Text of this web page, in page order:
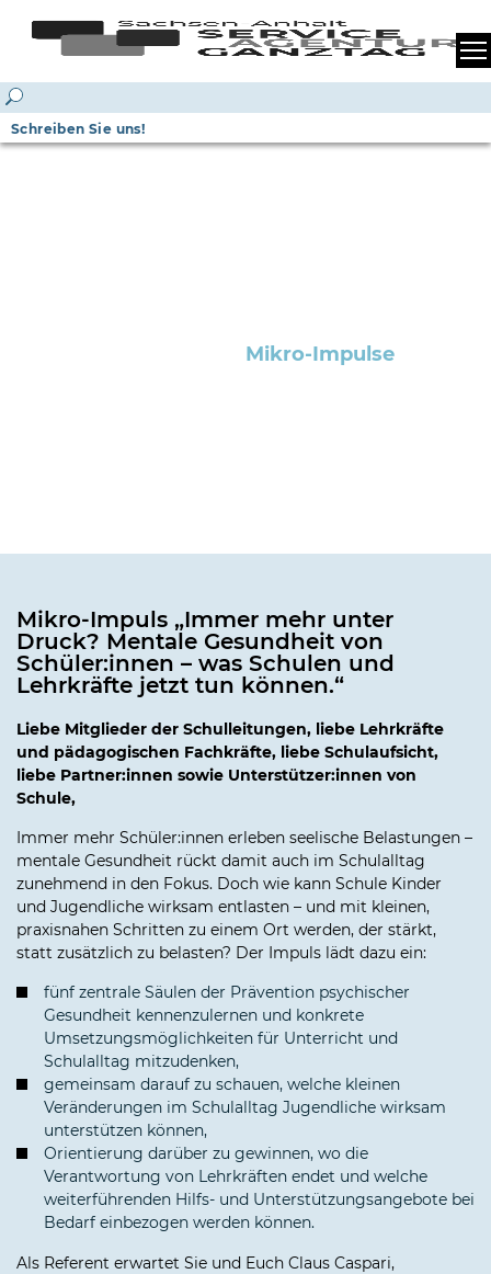
Schreiben Sie uns!
Mikro-Impulse
Mikro-Impuls „Immer mehr unter
Druck? Mentale Gesundheit von
Schüler:innen – was Schulen und
Lehrkräfte jetzt tun können.“
Liebe Mitglieder der Schulleitungen, liebe Lehrkräfte
und pädagogischen Fachkräfte, liebe Schulaufsicht,
liebe Partner:innen sowie Unterstützer:innen von
Schule,
Immer mehr Schüler:innen erleben seelische Belastungen –
mentale Gesundheit rückt damit auch im Schulalltag
zunehmend in den Fokus. Doch wie kann Schule Kinder
und Jugendliche wirksam entlasten – und mit kleinen,
praxisnahen Schritten zu einem Ort werden, der stärkt,
statt zusätzlich zu belasten? Der Impuls lädt dazu ein:
fünf zentrale Säulen der Prävention psychischer
Gesundheit kennenzulernen und konkrete
Umsetzungsmöglichkeiten für Unterricht und
Schulalltag mitzudenken,
gemeinsam darauf zu schauen, welche kleinen
Veränderungen im Schulalltag Jugendliche wirksam
unterstützen können,
Orientierung darüber zu gewinnen, wo die
Verantwortung von Lehrkräften endet und welche
weiterführenden Hilfs- und Unterstützungsangebote bei
Bedarf einbezogen werden können.
Als Referent erwartet Sie und Euch Claus Caspari,